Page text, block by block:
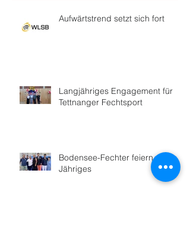
Aufwärtstrend setzt sich fort
Langjähriges Engagement für
Tettnanger Fechtsport
Bodensee-Fechter feiern 100-
Jähriges